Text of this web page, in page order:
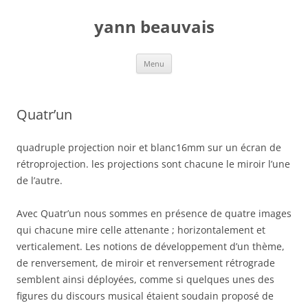
yann beauvais
Menu
Quatr’un
quadruple projection noir et blanc16mm sur un écran de
rétroprojection. les projections sont chacune le miroir l’une
de l’autre.
Avec Quatr’un nous sommes en présence de quatre images
qui chacune mire celle attenante ; horizontalement et
verticalement. Les notions de développement d’un thème,
de renversement, de miroir et renversement rétrograde
semblent ainsi déployées, comme si quelques unes des
figures du discours musical étaient soudain proposé de